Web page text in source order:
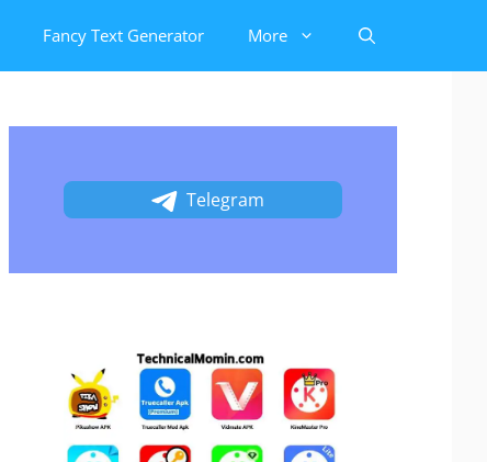
Fancy Text Generator More
Telegram